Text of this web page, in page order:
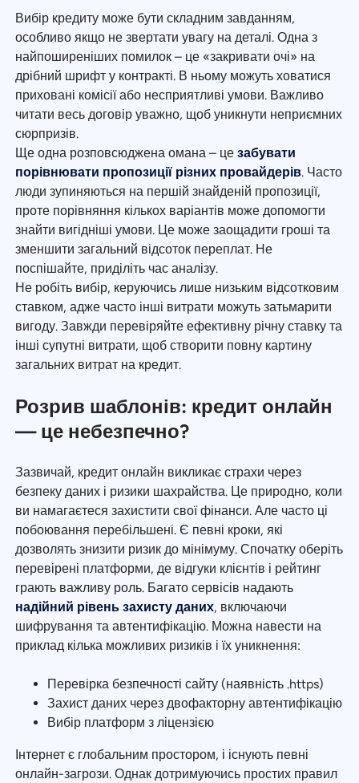
Вибір кредиту може бути складним завданням,
особливо якщо не звертати увагу на деталі. Одна з
найпоширеніших помилок – це «закривати очі» на
дрібний шрифт у контракті. В ньому можуть ховатися
приховані комісії або несприятливі умови. Важливо
читати весь договір уважно, щоб уникнути неприємних
сюрпризів.
Ще одна розповсюджена омана – цезабувати
порівнювати пропозиції різних провайдерів. Часто
люди зупиняються на першій знайденій пропозиції,
проте порівняння кількох варіантів може допомогти
знайти вигідніші умови. Це може заощадити гроші та
зменшити загальний відсоток переплат. Не
поспішайте, приділіть час аналізу.
Не робіть вибір, керуючись лише низьким відсотковим
ставком, адже часто інші витрати можуть затьмарити
вигоду. Завжди перевіряйте ефективну річну ставку та
інші супутні витрати, щоб створити повну картину
загальних витрат на кредит.
Розрив шаблонів: кредит онлайн
— це небезпечно?
Зазвичай, кредит онлайн викликає страхи через
безпеку даних і ризики шахрайства. Це природно, коли
ви намагаєтеся захистити свої фінанси. Але часто ці
побоювання перебільшені. Є певні кроки, які
дозволять знизити ризик до мінімуму. Спочатку оберіть
перевірені платформи, де відгуки клієнтів і рейтинг
грають важливу роль. Багато сервісів надають
надійний рівень захисту даних, включаючи
шифрування та автентифікацію. Можна навести на
приклад кілька можливих ризиків і їх уникнення:
Перевірка безпечності сайту (наявність .https)
Захист даних через двофакторну автентифікацію
Вибір платформ з ліцензією
Інтернет є глобальним простором, і існують певні
онлайн-загрози. Однак дотримуючись простих правил